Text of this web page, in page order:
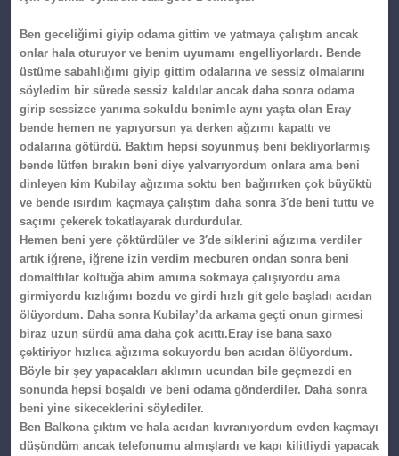
Ben geceliğimi giyip odama gittim ve yatmaya çalıştım ancak
onlar hala oturuyor ve benim uyumamı engelliyorlardı. Bende
üstüme sabahlığımı giyip gittim odalarına ve sessiz olmalarını
söyledim bir sürede sessiz kaldılar ancak daha sonra odama
girip sessizce yanıma sokuldu benimle aynı yaşta olan Eray
bende hemen ne yapıyorsun ya derken ağzımı kapattı ve
odalarına götürdü. Baktım hepsi soyunmuş beni bekliyorlarmış
bende lütfen bırakın beni diye yalvarıyordum onlara ama beni
dinleyen kim Kubilay ağızıma soktu ben bağırırken çok büyüktü
ve bende ısırdım kaçmaya çalıştım daha sonra 3′de beni tuttu ve
saçımı çekerek tokatlayarak durdurdular.
Hemen beni yere çöktürdüler ve 3′de siklerini ağızıma verdiler
artık iğrene, iğrene izin verdim mecburen ondan sonra beni
domalttılar koltuğa abim amıma sokmaya çalışıyordu ama
girmiyordu kızlığımı bozdu ve girdi hızlı git gele başladı acıdan
ölüyordum. Daha sonra Kubilay’da arkama geçti onun girmesi
biraz uzun sürdü ama daha çok acıttı.Eray ise bana saxo
çektiriyor hızlıca ağızıma sokuyordu ben acıdan ölüyordum.
Böyle bir şey yapacakları aklımın ucundan bile geçmezdi en
sonunda hepsi boşaldı ve beni odama gönderdiler. Daha sonra
beni yine sikeceklerini söylediler.
Ben Balkona çıktım ve hala acıdan kıvranıyordum evden kaçmayı
düşündüm ancak telefonumu almışlardı ve kapı kilitliydi yapacak